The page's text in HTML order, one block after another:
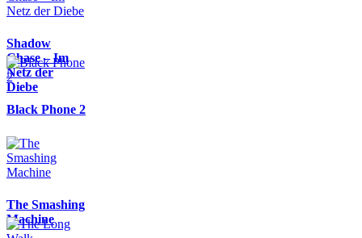
Shadow
Chase – Im
Netz der
Diebe
Black Phone 2
The Smashing
Machine